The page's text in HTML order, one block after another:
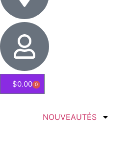
$0.00 0
NOUVEAUTÉS